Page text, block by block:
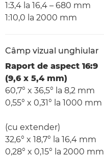
1:3,4 la 16,4 – 680 mm
1:10,0 la 2000 mm
Câmp vizual unghiular
Raport de aspect 16:9
(9,6 x 5,4 mm)
60,7° x 36,5° la 8,2 mm
0,55° x 0,31° la 1000 mm
(cu extender)
32,6° x 18,7° la 16,4 mm
0,28° x 0,15° la 2000 mm